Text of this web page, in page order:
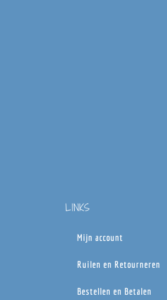
LINKS
Mijn account
Ruilen en Retourneren
Bestellen en Betalen